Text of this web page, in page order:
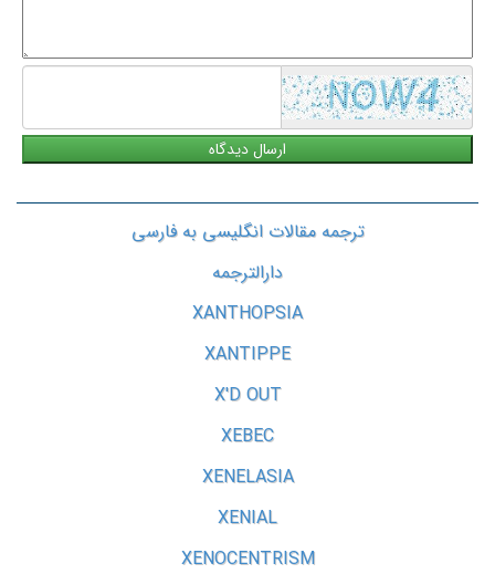
ترجمه مقالات انگلیسی به فارسی
دارالترجمه
XANTHOPSIA
XANTIPPE
X'D OUT
XEBEC
XENELASIA
XENIAL
XENOCENTRISM